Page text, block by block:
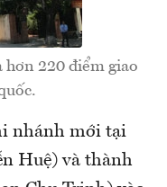
220 điểm giao
nhánh mới tại
Huệ) và thành